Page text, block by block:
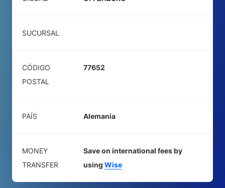
SUCURSAL
CÓDIGO
POSTAL
77652
PAÍS Alemania
MONEY
TRANSFER
Save on international fees by
using Wise